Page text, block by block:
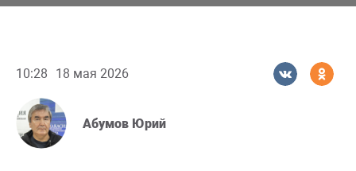
10:28 18 мая 2026
Абумов Юрий